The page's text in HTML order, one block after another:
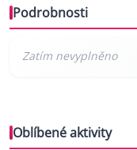
Podrobnosti
Oblíbené aktivity